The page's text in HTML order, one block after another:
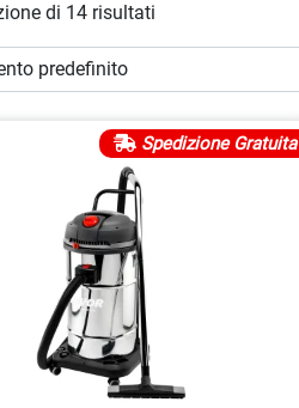
di 14 risultati
Spedizione Gratuita